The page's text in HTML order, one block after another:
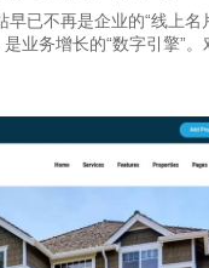
早已不再是企业的“线上名
是业务增长的“数字引擎”